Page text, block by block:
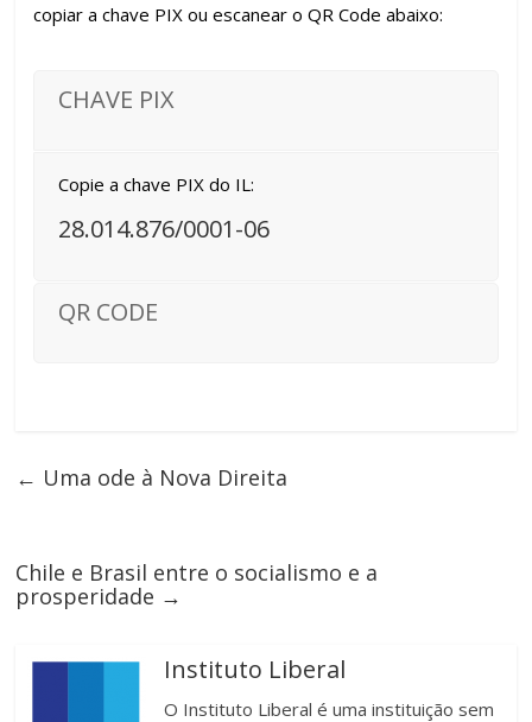
copiar a chave PIX ou escanear o QR Code abaixo:
CHAVE PIX
Copie a chave PIX do IL:
28.014.876/0001-06
QR CODE
← Uma ode à Nova Direita
Chile e Brasil entre o socialismo e a
prosperidade →
Instituto Liberal
O Instituto Liberal é uma instituição sem